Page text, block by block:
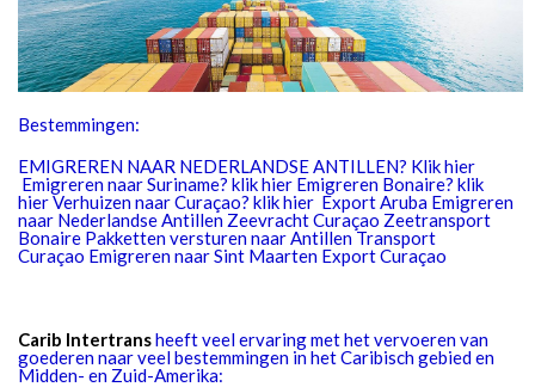
Bestemmingen:
EMIGREREN NAAR NEDERLANDSE ANTILLEN? Klik hier
Emigreren naar Suriname? klik hier Emigreren Bonaire? klik
hier Verhuizen naar Curaçao? klik hier Export Aruba Emigreren
naar Nederlandse Antillen Zeevracht Curaçao Zeetransport
Bonaire Pakketten versturen naar Antillen Transport
Curaçao Emigreren naar Sint Maarten Export Curaçao
Carib Intertransheeft veel ervaring met het vervoeren van
goederen naar veel bestemmingen in het Caribisch gebied en
Midden- en Zuid-Amerika: